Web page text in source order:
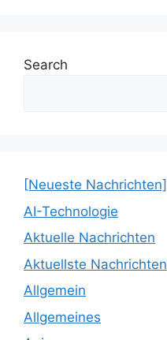
Search
[Neueste Nachrichten]
AI-Technologie
Aktuelle Nachrichten
Aktuellste Nachrichten
Allgemein
Allgemeines